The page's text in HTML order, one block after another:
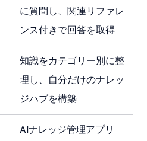
に質問し、関連リファレ
ンス付きで回答を取得
知識をカテゴリー別に整
理し、自分だけのナレッ
ジハブを構築
AIナレッジ管理アプリ